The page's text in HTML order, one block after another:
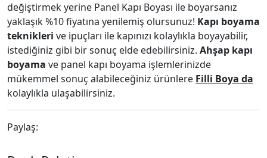
değiştirmek yerine Panel Kapı Boyası ile boyarsanız
yaklaşık %10 fiyatına yenilemiş olursunuz! Kapı boyama
teknikleri ve ipuçları ile kapınızı kolaylıkla boyayabilir,
istediğiniz gibi bir sonuç elde edebilirsiniz. Ahşap kapı
boyama ve panel kapı boyama işlemlerinizde
mükemmel sonuç alabileceğiniz ürünlere Filli Boya da
kolaylıkla ulaşabilirsiniz.
Paylaş: